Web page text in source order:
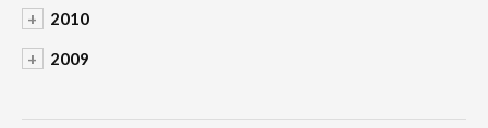
+ 2010
+ 2009